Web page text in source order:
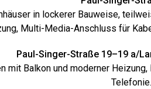
in lockerer Bauweise,
Multi-Media-Anschluss für
Paul-Singer-Straße 19–19 a/
mit Balkon und moderner
Telefonie.